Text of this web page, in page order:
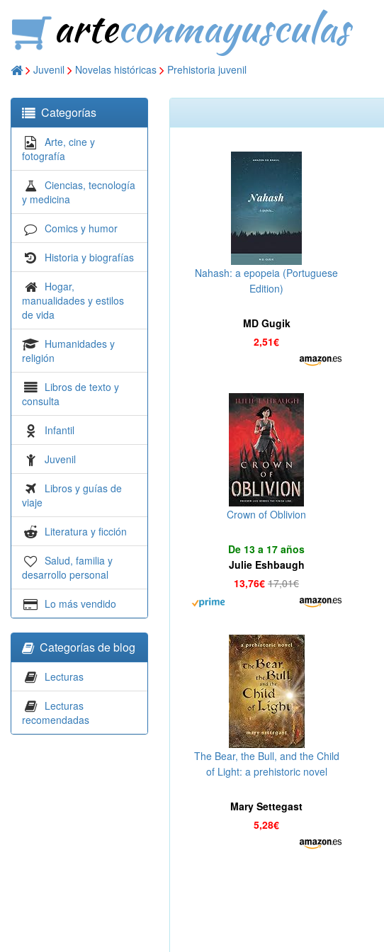
arteconmayusculas
Juvenil Novelas históricas Prehistoria juvenil
Categorías
Arte, cine y
fotografía
Ciencias, tecnología
y medicina
Comics y humor
Historia y biografías
Hogar,
manualidades y estilos
de vida
Humanidades y
religión
Libros de texto y
consulta
Infantil
Juvenil
Libros y guías de
viaje
Literatura y ficción
Salud, familia y
desarrollo personal
Lo más vendido
Categorías de blog
Lecturas
Lecturas
recomendadas
Nahash: a epopeia (Portuguese
Edition)
MD Gugik
2,51€
Crown of Oblivion
De 13 a 17 años
Julie Eshbaugh
13,76€ 17,01€
The Bear, the Bull, and the Child
of Light: a prehistoric novel
Mary Settegast
5,28€